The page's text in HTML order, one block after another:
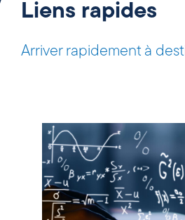
Liens rapides
Arriver rapidement à